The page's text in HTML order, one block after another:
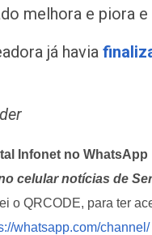
melhora e piora
já havia
Infonet no WhatsApp
celular notícias de
o QRCODE, para ter
whatsapp.com/channel/